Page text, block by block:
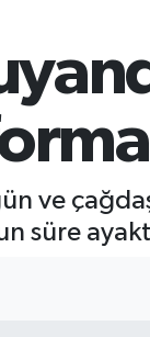
64,2438 %0.21
ve
süre